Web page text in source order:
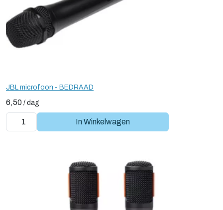
JBL microfoon - BEDRAAD
6,50 / dag
In Winkelwagen